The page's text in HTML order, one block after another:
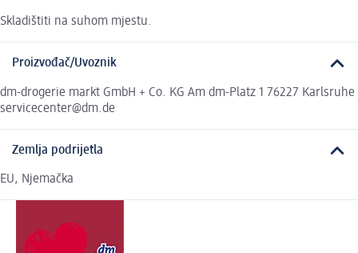
Skladištiti na suhom mjestu.
Proizvođač/Uvoznik
dm-drogerie markt GmbH + Co. KG Am dm-Platz 1 76227 Karlsruhe
servicecenter@dm.de
Zemlja podrijetla
EU, Njemačka